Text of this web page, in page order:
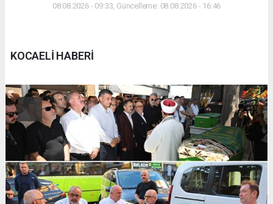
08.08.2026 - 09:33, Güncelleme: 08.08.2026 - 16:46
KOCAELİ HABERİ